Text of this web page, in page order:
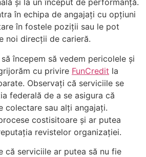
și la un început de performanță.
în echipa de angajați cu opțiuni
în fostele poziții sau le pot
noi direcții de carieră.
începem să vedem pericolele și
cu privire FunCredit la
Observați că serviciile se
federală de a se asigura că
colectare sau alți angajați.
costisitoare și ar putea
revistelor organizației.
că serviciile ar putea să nu fie